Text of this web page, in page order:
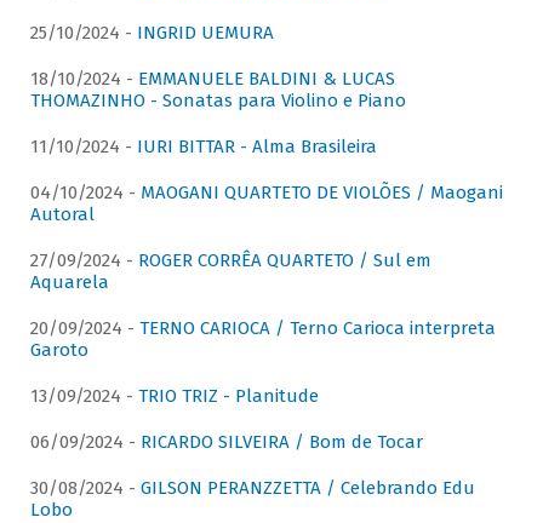
25/10/2024 - INGRID UEMURA
18/10/2024 - EMMANUELE BALDINI & LUCAS
THOMAZINHO - Sonatas para Violino e Piano
11/10/2024 - IURI BITTAR - Alma Brasileira
04/10/2024 - MAOGANI QUARTETO DE VIOLÕES / Maogani
Autoral
27/09/2024 - ROGER CORRÊA QUARTETO / Sul em
Aquarela
20/09/2024 - TERNO CARIOCA / Terno Carioca interpreta
Garoto
13/09/2024 - TRIO TRIZ - Planitude
06/09/2024 - RICARDO SILVEIRA / Bom de Tocar
30/08/2024 - GILSON PERANZZETTA / Celebrando Edu
Lobo